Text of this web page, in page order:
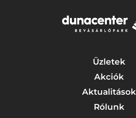
Üzletek
Akciók
Aktualitások
Rólunk